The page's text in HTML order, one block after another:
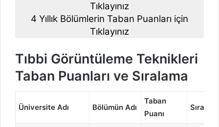
Tıklayınız
4 Yıllık Bölümlerin Taban Puanları için
Tıklayınız
Tıbbi Görüntüleme Teknikleri
Taban Puanları ve Sıralama
Üniversite Adı Bölümün Adı
Taban
Puanı